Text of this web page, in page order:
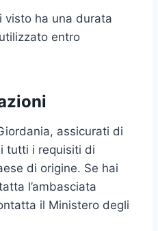
visto ha una durata
entro
assicurati di
tutti i requisiti di
di origine. Se hai
l’ambasciata
il Ministero degli